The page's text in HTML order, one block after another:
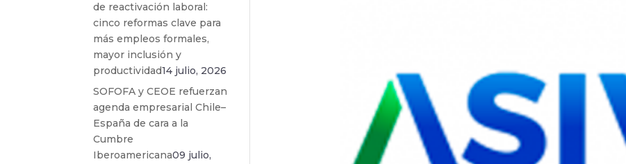
de reactivación laboral:
cinco reformas clave para
más empleos formales,
mayor inclusión y
productividad14 julio, 2026
SOFOFA y CEOE refuerzan
agenda empresarial Chile–
España de cara a la
Cumbre
Iberoamericana09 julio,